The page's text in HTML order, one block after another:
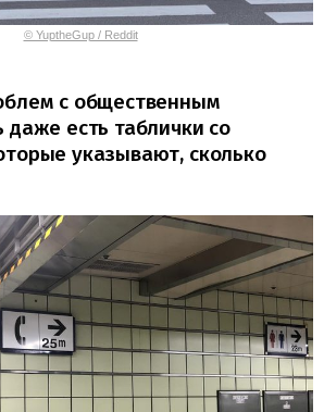
© YuptheGup / Reddit
с общественным
даже есть таблички со
указывают, сколько